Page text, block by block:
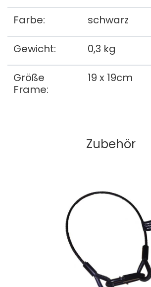
Farbe: schwarz
Gewicht: 0,3 kg
Größe
Frame:
19 x 19cm
Zubehör